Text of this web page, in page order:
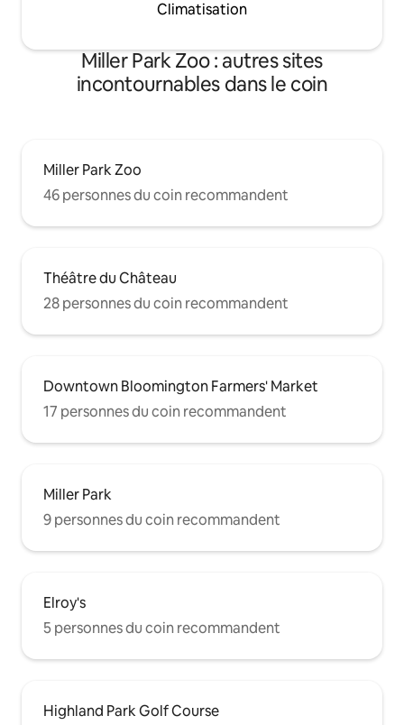
Climatisation
Miller Park Zoo : autres sites
incontournables dans le coin
Miller Park Zoo
46 personnes du coin recommandent
Théâtre du Château
28 personnes du coin recommandent
Downtown Bloomington Farmers' Market
17 personnes du coin recommandent
Miller Park
9 personnes du coin recommandent
Elroy's
5 personnes du coin recommandent
Highland Park Golf Course